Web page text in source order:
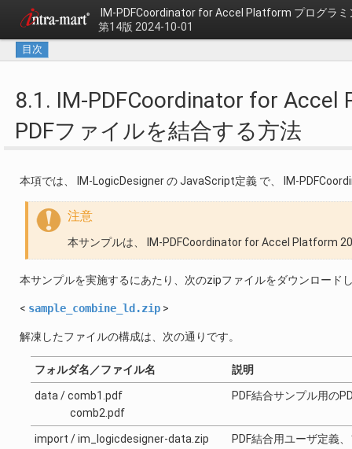
IM-PDFCoordinator for Accel Platform プログラミ
第14版 2024-10-01
目次
8.1. IM-PDFCoordinator for
PDFファイルを結合する方法
本項では、 IM-LogicDesigner の JavaScript定義 で、 IM-
注意
本サンプルは、 IM-PDFCoordinator for Accel Platform
本サンプルを実施するにあたり、次のzipファイルをダウンロード
< sample_combine_ld.zip >
解凍したファイルの構成は、次の通りです。
フォルダ名／ファイル名 説明
data / comb1.pdf
comb2.pdf
PDF結合サンプル用の
import / im_logicdesigner-data.zip
PDF結合用ユーザ定義